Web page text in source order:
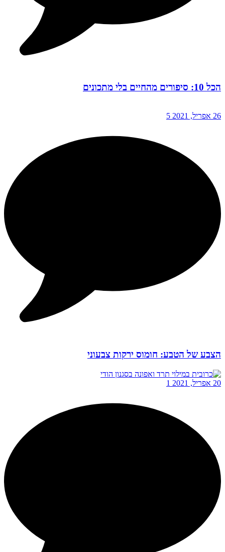
הכל 10: סיפורים מהחיים בלי מתכונים
26 אפריל, 2021 5
הצבע של הטבע: חומוס ירקות צבעוני
20 אפריל, 2021 1